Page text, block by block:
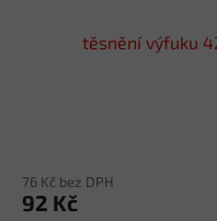
těsnění výfuku
76 Kč bez DPH
92 Kč